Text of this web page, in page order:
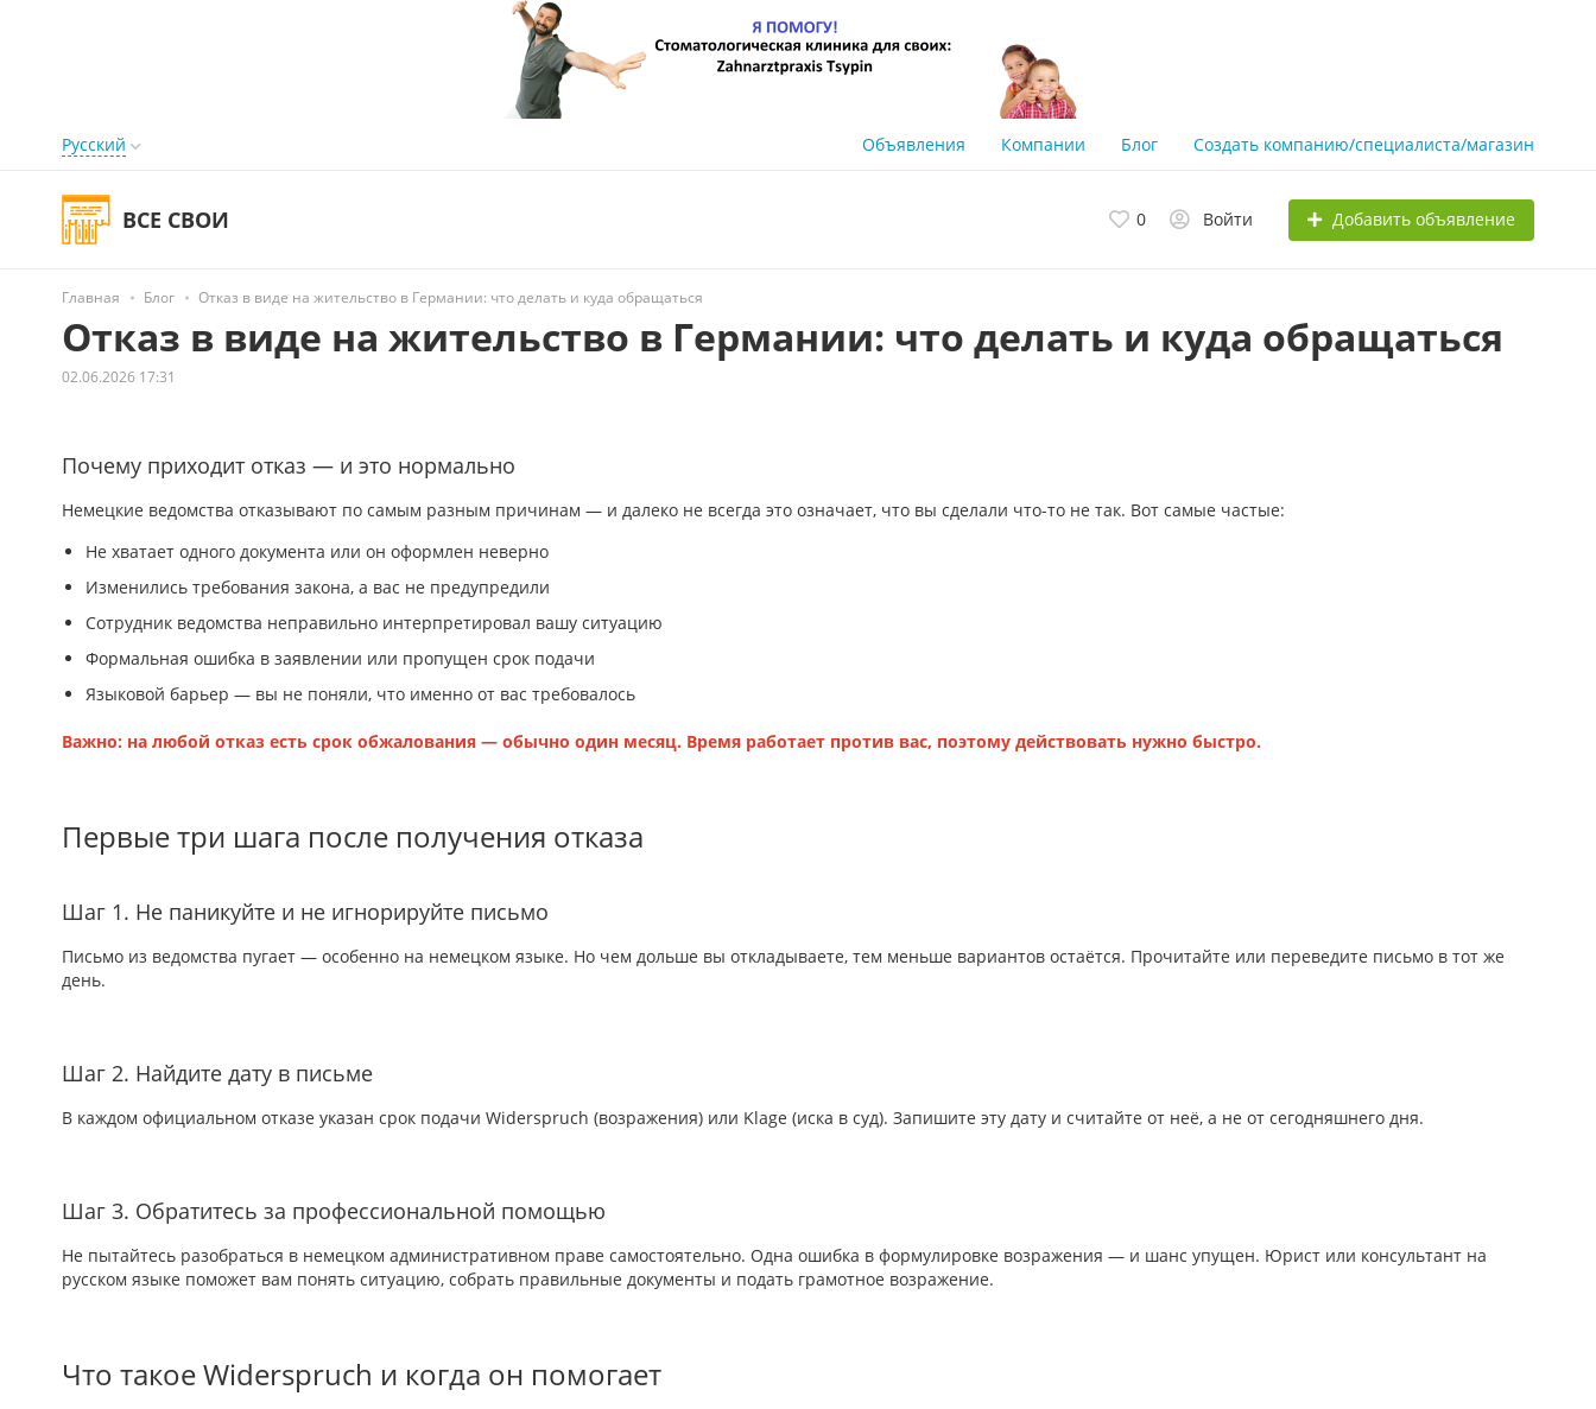
Русский Объявления Компании Блог Создать компанию/специалиста/магазин
ВСЕ СВОИ 0 Войти Добавить объявление
Главная Блог Отказ в виде на жительство в Германии: что делать и куда обращаться
Отказ в виде на жительство в Германии: что делать и куда обращаться
02.06.2026 17:31
Почему приходит отказ — и это нормально
Немецкие ведомства отказывают по самым разным причинам — и далеко не всегда это означает, что вы сделали что-то не так. Вот самые частые:
Не хватает одного документа или он оформлен неверно
Изменились требования закона, а вас не предупредили
Сотрудник ведомства неправильно интерпретировал вашу ситуацию
Формальная ошибка в заявлении или пропущен срок подачи
Языковой барьер — вы не поняли, что именно от вас требовалось
Важно: на любой отказ есть срок обжалования — обычно один месяц. Время работает против вас, поэтому действовать нужно быстро.
Первые три шага после получения отказа
Шаг 1. Не паникуйте и не игнорируйте письмо
Письмо из ведомства пугает — особенно на немецком языке. Но чем дольше вы откладываете, тем меньше вариантов остаётся. Прочитайте или переведите письмо в тот же
день.
Шаг 2. Найдите дату в письме
В каждом официальном отказе указан срок подачи Widerspruch (возражения) или Klage (иска в суд). Запишите эту дату и считайте от неё, а не от сегодняшнего дня.
Шаг 3. Обратитесь за профессиональной помощью
Не пытайтесь разобраться в немецком административном праве самостоятельно. Одна ошибка в формулировке возражения — и шанс упущен. Юрист или консультант на
русском языке поможет вам понять ситуацию, собрать правильные документы и подать грамотное возражение.
Что такое Widerspruch и когда он помогает